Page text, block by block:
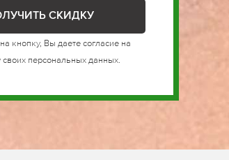
кнопку, Вы даете согласие на
своих персональных данных.